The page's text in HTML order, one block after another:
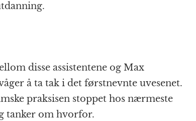
disse assistentene og Max
å ta tak i det førstnevnte uvesenet.
praksisen stoppet hos nærmeste
tanker om hvorfor.